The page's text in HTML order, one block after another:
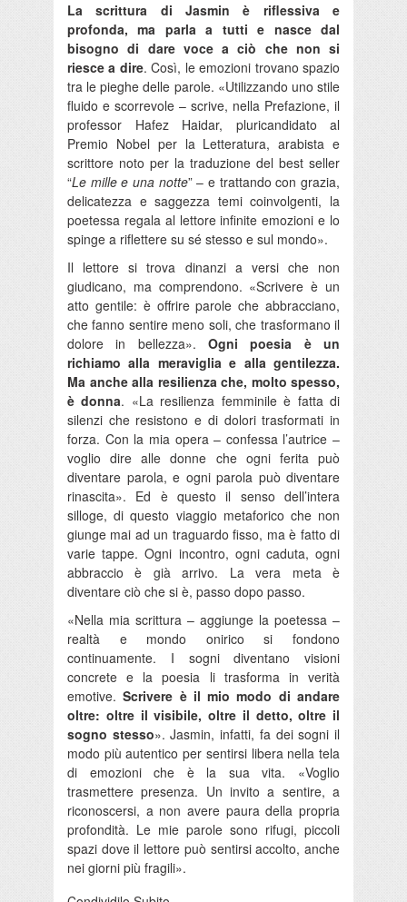
La scrittura di Jasmin è riflessiva e
profonda, ma parla a tutti e nasce dal
bisogno di dare voce a ciò che non si
riesce a dire. Così, le emozioni trovano spazio
tra le pieghe delle parole. «Utilizzando uno stile
fluido e scorrevole – scrive, nella Prefazione, il
professor Hafez Haidar, pluricandidato al
Premio Nobel per la Letteratura, arabista e
scrittore noto per la traduzione del best seller
“Le mille e una notte” – e trattando con grazia,
delicatezza e saggezza temi coinvolgenti, la
poetessa regala al lettore infinite emozioni e lo
spinge a riflettere su sé stesso e sul mondo».
Il lettore si trova dinanzi a versi che non
giudicano, ma comprendono. «Scrivere è un
atto gentile: è offrire parole che abbracciano,
che fanno sentire meno soli, che trasformano il
dolore in bellezza». Ogni poesia è un
richiamo alla meraviglia e alla gentilezza.
Ma anche alla resilienza che, molto spesso,
è donna. «La resilienza femminile è fatta di
silenzi che resistono e di dolori trasformati in
forza. Con la mia opera – confessa l’autrice –
voglio dire alle donne che ogni ferita può
diventare parola, e ogni parola può diventare
rinascita». Ed è questo il senso dell’intera
silloge, di questo viaggio metaforico che non
giunge mai ad un traguardo fisso, ma è fatto di
varie tappe. Ogni incontro, ogni caduta, ogni
abbraccio è già arrivo. La vera meta è
diventare ciò che si è, passo dopo passo.
«Nella mia scrittura – aggiunge la poetessa –
realtà e mondo onirico si fondono
continuamente. I sogni diventano visioni
concrete e la poesia li trasforma in verità
emotive.Scrivere è il mio modo di andare
oltre: oltre il visibile, oltre il detto, oltre il
sogno stesso». Jasmin, infatti, fa dei sogni il
modo più autentico per sentirsi libera nella tela
di emozioni che è la sua vita. «Voglio
trasmettere presenza. Un invito a sentire, a
riconoscersi, a non avere paura della propria
profondità. Le mie parole sono rifugi, piccoli
spazi dove il lettore può sentirsi accolto, anche
nei giorni più fragili».